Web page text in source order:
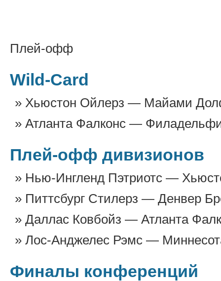
Плей-офф
Wild-Card
Хьюстон Ойлерз — Майами
Атланта Фалконс —
Плей-офф дивизионов
Нью-Ингленд Пэтриотс —
Питтсбург Стилерз — Денвер
Даллас Ковбойз — Атланта
Лос-Анджелес Рэмс —
Финалы конференций